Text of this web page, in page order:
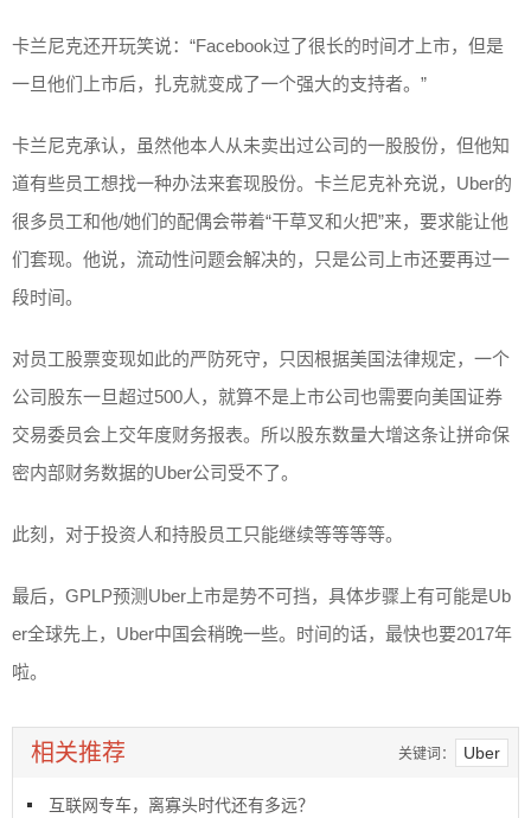
卡兰尼克还开玩笑说：“Facebook过了很长的时间才上市，但是
一旦他们上市后，扎克就变成了一个强大的支持者。”
卡兰尼克承认，虽然他本人从未卖出过公司的一股股份，但他知
道有些员工想找一种办法来套现股份。卡兰尼克补充说，Uber的
很多员工和他/她们的配偶会带着“干草叉和火把”来，要求能让他
们套现。他说，流动性问题会解决的，只是公司上市还要再过一
段时间。
对员工股票变现如此的严防死守，只因根据美国法律规定，一个
公司股东一旦超过500人，就算不是上市公司也需要向美国证券
交易委员会上交年度财务报表。所以股东数量大增这条让拼命保
密内部财务数据的Uber公司受不了。
此刻，对于投资人和持股员工只能继续等等等等。
最后，GPLP预测Uber上市是势不可挡，具体步骤上有可能是Ub
er全球先上，Uber中国会稍晚一些。时间的话，最快也要2017年
啦。
相关推荐 关键词： Uber
互联网专车，离寡头时代还有多远？